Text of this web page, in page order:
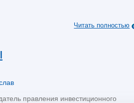
Читать полностью
правления инвестиционного